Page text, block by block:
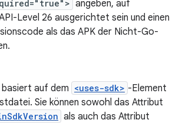
angeben, auf
Level 26 ausgerichtet sein und einen
als das APK der Nicht-Go-
auf dem <uses-sdk> -Element
Sie können sowohl das Attribut
als auch das Attribut